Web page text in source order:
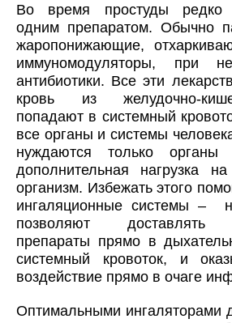
Во время простуды редко
одним препаратом. Обычно
жаропонижающие,
иммуномодуляторы, при
антибиотики. Все эти
кровь из желудочно-
попадают в системный
все органы и системы
нуждаются только
дополнительная нагрузка
организм. Избежать этого
ингаляционные системы –
позволяют доставлять
препараты прямо в
системный кровоток, и
воздействие прямо в очаге
Оптимальными ингаляторами